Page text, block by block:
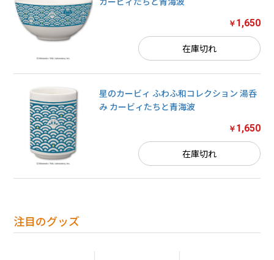
注目のグッズ
￥ 1,650
在庫切れ
星のカービィ ふわふ和コレクション 湯呑
み カービィたちと青海波
￥ 1,650
在庫切れ
お買い物を続ける
カートへ進む